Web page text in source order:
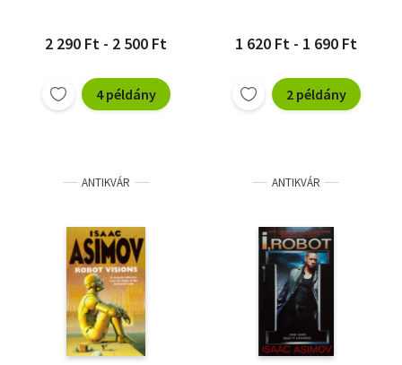
2 290 Ft - 2 500 Ft
4 példány
1 620 Ft - 1 690 Ft
2 példány
ANTIKVÁR ANTIKVÁR